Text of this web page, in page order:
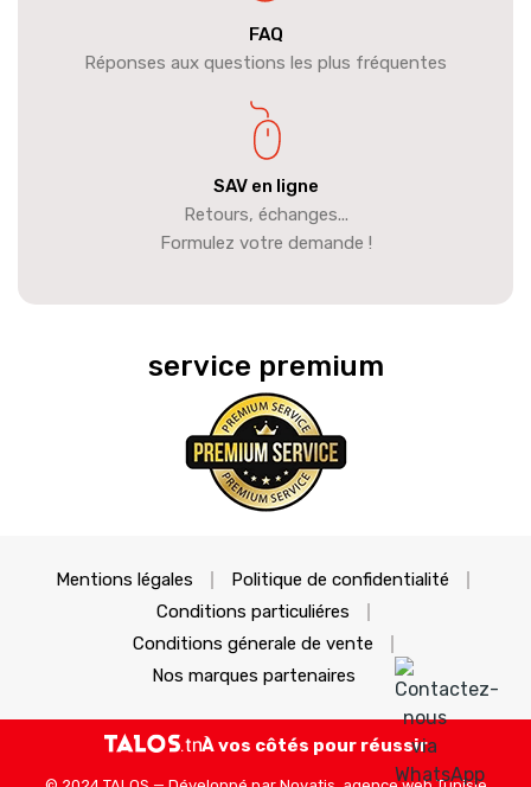
FAQ
Réponses aux questions les plus fréquentes
SAV en ligne
Retours, échanges...
Formulez votre demande !
service premium
Mentions légales
Politique de confidentialité
Conditions particuliéres
Conditions génerale de vente
Nos marques partenaires
À vos côtés pour réussir